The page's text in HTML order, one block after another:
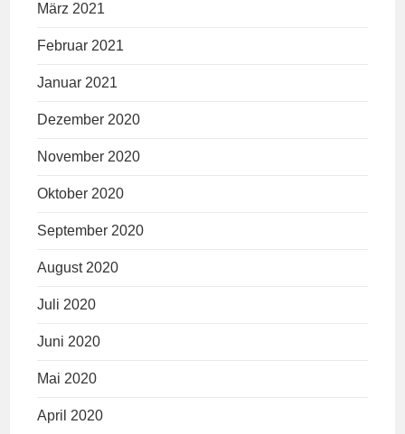
März 2021
Februar 2021
Januar 2021
Dezember 2020
November 2020
Oktober 2020
September 2020
August 2020
Juli 2020
Juni 2020
Mai 2020
April 2020